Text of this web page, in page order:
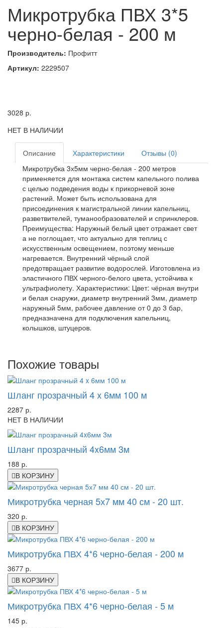
Микротрубка ПВХ 3*5
черно-белая - 200 м
Производитель: Профитт
Артикул: 2229507
3028 р.
НЕТ В НАЛИЧИИ
Описание Характеристики
Отзывы (0)
Микротрубка 3х5мм черно-белая - 200 метров
применяется для монтажа систем капельного полива
с целью подведения воды к прикорневой зоне
растений. Может быть использована для
присоединения к магистральной линии капельниц,
разветвителей, туманообразователей и спринклеров.
Преимущества: Наружный белый цвет отражает свет
а не поглощает, что актуально для теплиц с
искусственным освещением, поэтому меньше
нагревается. Внутренний чёрный слой
предотвращает развитие водорослей. Изготовлена из
эластичного ПВХ черного-белого цвета, устойчива к
ультрафиолету. Характеристики: Цвет: чёрная внутри
и белая снаружи, диаметр внутренний 3мм, диаметр
наружный 5мм, рабочее давление от 0 до 3 бар,
предназначена для подключения капельниц,
колышков, штуцеров.
Похожие товары
Шланг прозрачный 4 x 6мм 100 м
2287 р.
НЕТ В НАЛИЧИИ
Шланг прозрачный 4x6мм 3м
188 р.
В КОРЗИНУ
Микротрубка черная 5х7 мм 40 см - 20 шт.
320 р.
В КОРЗИНУ
Микротрубка ПВХ 4*6 черно-белая - 200 м
3677 р.
В КОРЗИНУ
Микротрубка ПВХ 4*6 черно-белая - 5 м
145 р.